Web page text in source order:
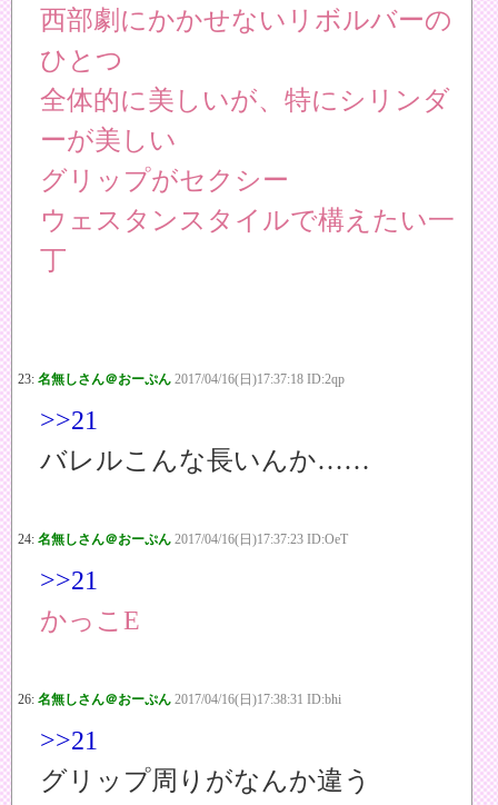
西部劇にかかせないリボルバーの
ひとつ
全体的に美しいが、特にシリンダ
ーが美しい
グリップがセクシー
ウェスタンスタイルで構えたい一
丁
23: 名無しさん＠おーぷん 2017/04/16(日)17:37:18 ID:2qp
>>21
バレルこんな長いんか……
24: 名無しさん＠おーぷん 2017/04/16(日)17:37:23 ID:OeT
>>21
かっこE
26: 名無しさん＠おーぷん 2017/04/16(日)17:38:31 ID:bhi
>>21
グリップ周りがなんか違う